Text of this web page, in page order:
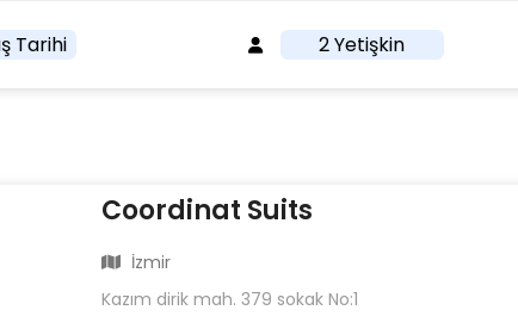
Tarihi 2 Yetişkin
Coordinat Suits
İzmir
Kazım dirik mah. 379 sokak No:1